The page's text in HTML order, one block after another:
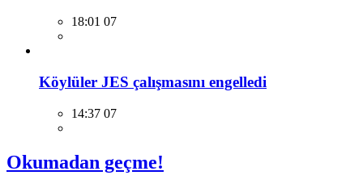
18:01 07
Köylüler JES çalışmasını engelledi
14:37 07
Okumadan geçme!